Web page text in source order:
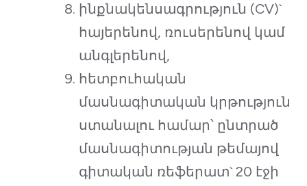
ինքնակենսագրություն (CV)`
հայերենով, ռուսերենով կամ
անգլերենով,
հետբուհական
մասնագիտական կրթություն
ստանալու համար՝ ընտրած
մասնագիտության թեմայով
գիտական ռեֆերատ` 20 էջի